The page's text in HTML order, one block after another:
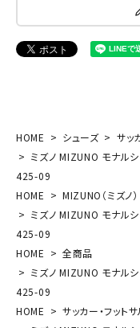
HOME シューズ
サッ
ミズノ MIZUNO モナル
425-09
HOME
MIZUNO（ミズノ）
ミズノ MIZUNO モナル
425-09
HOME
全商品
ミズノ MIZUNO モナル
425-09
HOME
サッカー・フットサ